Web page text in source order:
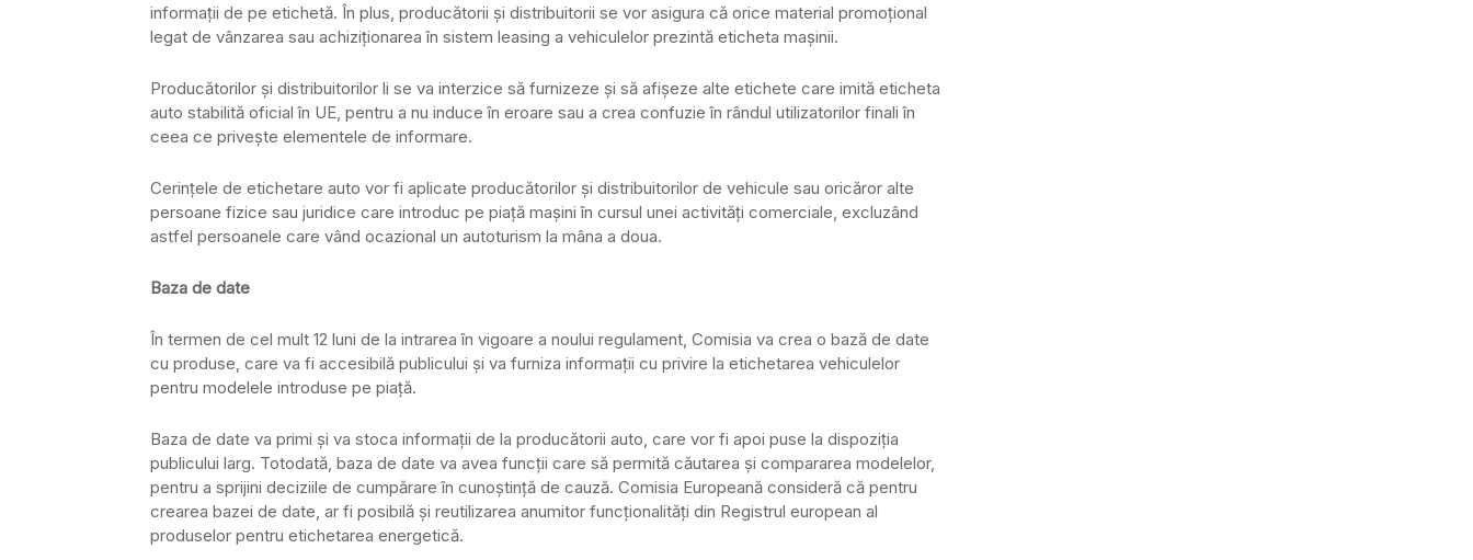
informații de pe etichetă. În plus, producătorii și distribuitorii se vor asigura că orice material promoțional
legat de vânzarea sau achiziționarea în sistem leasing a vehiculelor prezintă eticheta mașinii.
Producătorilor și distribuitorilor li se va interzice să furnizeze și să afișeze alte etichete care imită eticheta
auto stabilită oficial în UE, pentru a nu induce în eroare sau a crea confuzie în rândul utilizatorilor finali în
ceea ce privește elementele de informare.
Cerințele de etichetare auto vor fi aplicate producătorilor și distribuitorilor de vehicule sau oricăror alte
persoane fizice sau juridice care introduc pe piață mașini în cursul unei activități comerciale, excluzând
astfel persoanele care vând ocazional un autoturism la mâna a doua.
Baza de date
În termen de cel mult 12 luni de la intrarea în vigoare a noului regulament, Comisia va crea o bază de date
cu produse, care va fi accesibilă publicului și va furniza informații cu privire la etichetarea vehiculelor
pentru modelele introduse pe piață.
Baza de date va primi și va stoca informații de la producătorii auto, care vor fi apoi puse la dispoziția
publicului larg. Totodată, baza de date va avea funcții care să permită căutarea și compararea modelelor,
pentru a sprijini deciziile de cumpărare în cunoștință de cauză. Comisia Europeană consideră că pentru
crearea bazei de date, ar fi posibilă și reutilizarea anumitor funcționalități din Registrul european al
produselor pentru etichetarea energetică.